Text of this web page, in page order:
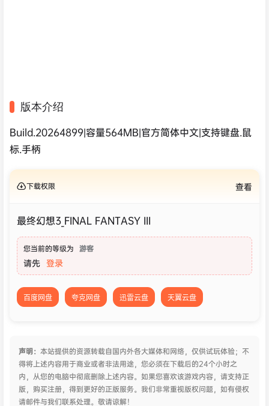
版本介绍
Build.20264899|容量564MB|官方简体中文|支持键盘.鼠
标.手柄
下载权限 查看
最终幻想3_FINAL FANTASY III
您当前的等级为 游客
请先 登录
百度网盘 夸克网盘 迅雷云盘 天翼云盘
声明： 本站提供的资源转载自国内外各大媒体和网络，仅供试玩体验；不
得将上述内容用于商业或者非法用途，您必须在下载后的24个小时之
内，从您的电脑中彻底删除上述内容。如果您喜欢该游戏内容，请支持正
版，购买注册，得到更好的正版服务。我们非常重视版权问题，如有侵权
请邮件与我们联系处理。敬请谅解！